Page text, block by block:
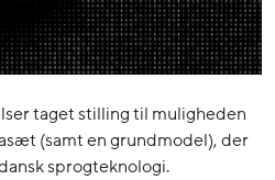
taget stilling til muligheden
(samt en grundmodel), der
sprogteknologi.